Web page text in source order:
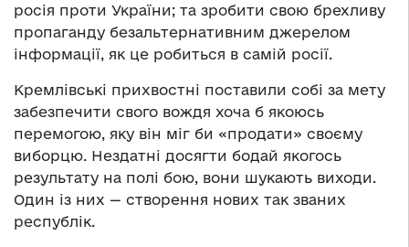
росія проти України; та зробити свою брехливу
пропаганду безальтернативним джерелом
інформації, як це робиться в самій росії.
Кремлівські прихвостні поставили собі за мету
забезпечити свого вождя хоча б якоюсь
перемогою, яку він міг би «продати» своєму
виборцю. Нездатні досягти бодай якогось
результату на полі бою, вони шукають виходи.
Один із них — створення нових так званих
республік.